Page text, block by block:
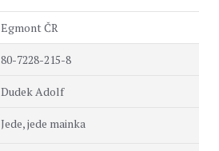
Egmont ČR
80-7228-215-8
Dudek Adolf
Jede, jede mainka